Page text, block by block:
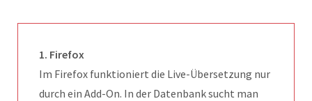
1. Firefox
Im Firefox funktioniert die Live-Übersetzung nur
durch ein Add-On. In der Datenbank sucht man